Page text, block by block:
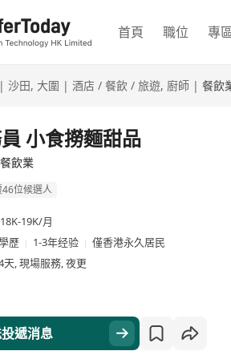
首頁 職位 專
| 沙田, 大圍 | 酒店 / 餐飲 / 旅遊, 廚師 | 餐飲
小食撈麵甜品
飲業
位候選人
19K/月
歷
1-3年经验
僅香港永久居民
天, 現場服務, 夜更
遞消息